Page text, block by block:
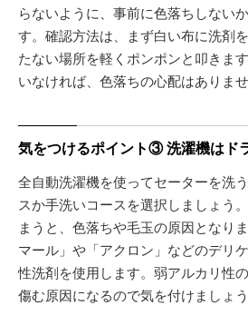
らないように、事前に色落ちしない
す。確認方法は、まず白い布に洗剤
たない場所を軽くポンポンと叩きま
いなければ、色落ちの心配はありませ
気をつけるポイント③ 洗濯機はド
全自動洗濯機を使ってセーターを洗
スか手洗いコースを選択しましょう
まうと、色落ちや毛玉の原因となり
マール」や「アクロン」などのデリ
性洗剤を使用します。弱アルカリ性
傷む原因になるので気を付けましょう